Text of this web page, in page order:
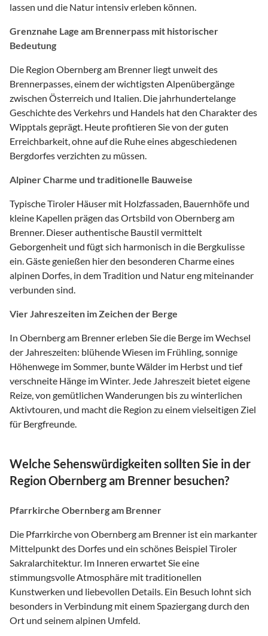
lassen und die Natur intensiv erleben können.
Grenznahe Lage am Brennerpass mit historischer
Bedeutung
Die Region Obernberg am Brenner liegt unweit des
Brennerpasses, einem der wichtigsten Alpenübergänge
zwischen Österreich und Italien. Die jahrhundertelange
Geschichte des Verkehrs und Handels hat den Charakter des
Wipptals geprägt. Heute profitieren Sie von der guten
Erreichbarkeit, ohne auf die Ruhe eines abgeschiedenen
Bergdorfes verzichten zu müssen.
Alpiner Charme und traditionelle Bauweise
Typische Tiroler Häuser mit Holzfassaden, Bauernhöfe und
kleine Kapellen prägen das Ortsbild von Obernberg am
Brenner. Dieser authentische Baustil vermittelt
Geborgenheit und fügt sich harmonisch in die Bergkulisse
ein. Gäste genießen hier den besonderen Charme eines
alpinen Dorfes, in dem Tradition und Natur eng miteinander
verbunden sind.
Vier Jahreszeiten im Zeichen der Berge
In Obernberg am Brenner erleben Sie die Berge im Wechsel
der Jahreszeiten: blühende Wiesen im Frühling, sonnige
Höhenwege im Sommer, bunte Wälder im Herbst und tief
verschneite Hänge im Winter. Jede Jahreszeit bietet eigene
Reize, von gemütlichen Wanderungen bis zu winterlichen
Aktivtouren, und macht die Region zu einem vielseitigen Ziel
für Bergfreunde.
Welche Sehenswürdigkeiten sollten Sie in der
Region Obernberg am Brenner besuchen?
Pfarrkirche Obernberg am Brenner
Die Pfarrkirche von Obernberg am Brenner ist ein markanter
Mittelpunkt des Dorfes und ein schönes Beispiel Tiroler
Sakralarchitektur. Im Inneren erwartet Sie eine
stimmungsvolle Atmosphäre mit traditionellen
Kunstwerken und liebevollen Details. Ein Besuch lohnt sich
besonders in Verbindung mit einem Spaziergang durch den
Ort und seinem alpinen Umfeld.